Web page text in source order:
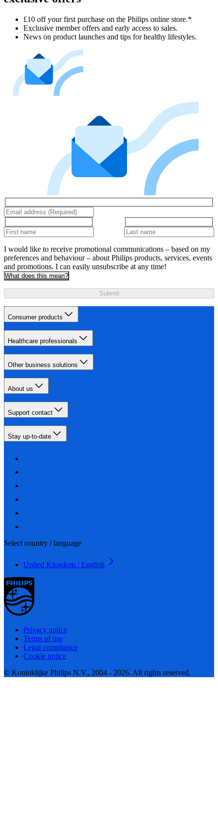
£10 off your first purchase on the Philips online store.*
Exclusive member offers and early access to sales.
News on product launches and tips for healthy lifestyles.
I would like to receive promotional communications – based on my
preferences and behaviour – about Philips products, services, events
and promotions. I can easily unsubscribe at any time!
What does this mean?
Submit
Consumer products
Healthcare professionals
Other business solutions
About us
Support contact
Stay up-to-date
Select country / language
United Kingdom / English
Privacy notice
Terms of use
Legal compliance
Cookie notice
© Koninklijke Philips N.V., 2004 - 2026. All rights reserved.